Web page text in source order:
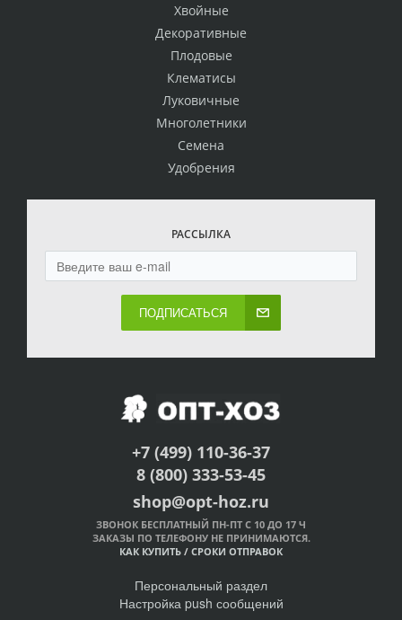
Хвойные
Декоративные
Плодовые
Клематисы
Луковичные
Многолетники
Семена
Удобрения
РАССЫЛКА
ПОДПИСАТЬСЯ
+7 (499) 110-36-37
8 (800) 333-53-45
shop@opt-hoz.ru
ЗВОНОК БЕСПЛАТНЫЙ ПН-ПТ С 10 ДО 17 Ч
ЗАКАЗЫ ПО ТЕЛЕФОНУ НЕ ПРИНИМАЮТСЯ.
КАК КУПИТЬ / СРОКИ ОТПРАВОК
Персональный раздел
Настройка push сообщений